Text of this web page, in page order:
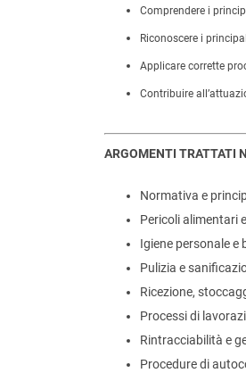
Comprendere i
Riconoscere i
Applicare corrette
Contribuire
ARGOMENTI TRATTATI
Normativa e
Pericoli alimentari
Igiene personale e
Pulizia e
Ricezione,
Processi di
Rintracciabilità e
Procedure di